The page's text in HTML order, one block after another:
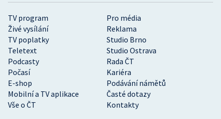
TV program
Pro média
Živé vysílání
Reklama
TV poplatky
Studio Brno
Teletext
Studio Ostrava
Podcasty
Rada ČT
Počasí
Kariéra
E-shop
Podávání námětů
Mobilní a TV aplikace
Časté dotazy
Vše o ČT
Kontakty